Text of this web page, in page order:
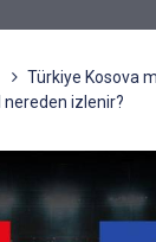
Türkiye Kosova
nereden izlenir?